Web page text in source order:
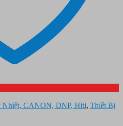
Nhiệt, CANON, DNP, Hiti, Thiết Bị